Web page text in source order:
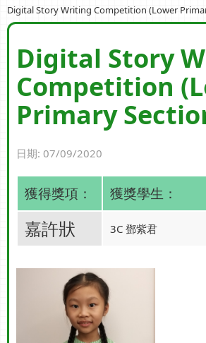
Digital Story Writing Competition (Lower
Digital Story
Competition
Primary
日期: 07/09/2020
獲得獎項： 獲獎學生：
嘉許狀 3C 鄧紫君